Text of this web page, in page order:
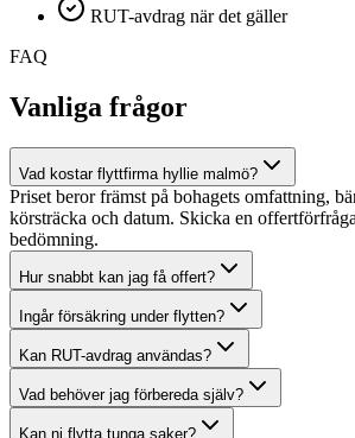
RUT-avdrag när det gäller
FAQ
Vanliga frågor
Vad kostar flyttfirma hyllie malmö?
Priset beror främst på bohagets omfattning,
körsträcka och datum. Skicka en
bedömning.
Hur snabbt kan jag få offert?
Ingår försäkring under flytten?
Kan RUT-avdrag användas?
Vad behöver jag förbereda själv?
Kan ni flytta tunga saker?